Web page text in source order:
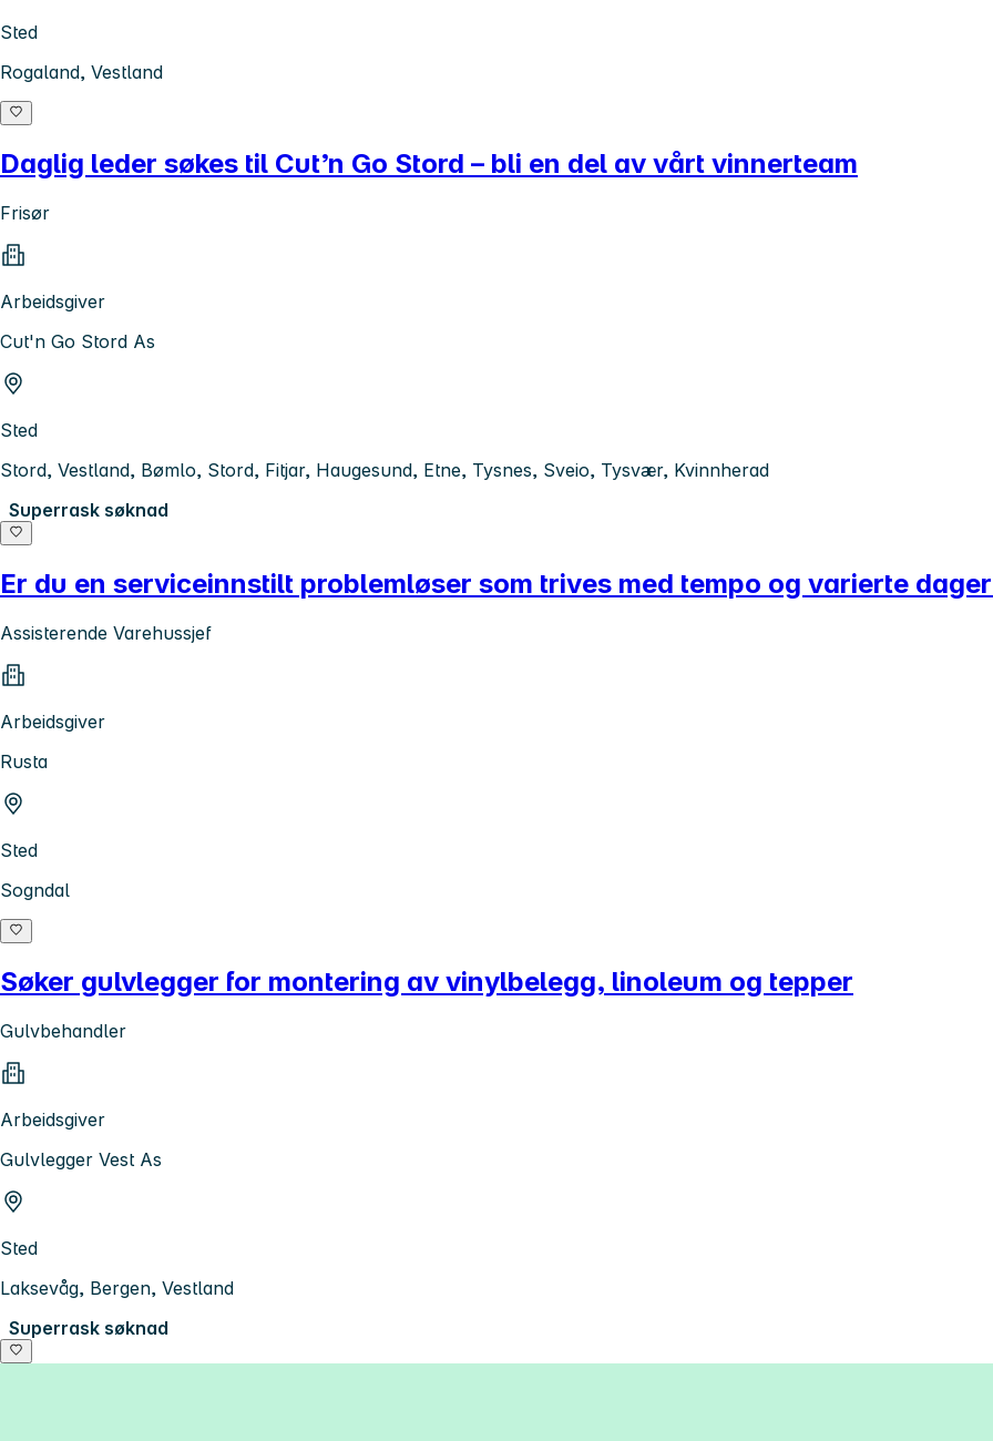
Sted
Rogaland, Vestland
Daglig leder søkes til Cut’n Go Stord – bli en del av vårt vinnerteam
Frisør
Arbeidsgiver
Cut'n Go Stord As
Sted
Stord, Vestland, Bømlo, Stord, Fitjar, Haugesund, Etne, Tysnes, Sveio, Tysvær, Kvinnherad
Superrask søknad
Er du en serviceinnstilt problemløser som trives med tempo og varierte
Assisterende Varehussjef
Arbeidsgiver
Rusta
Sted
Sogndal
Søker gulvlegger for montering av vinylbelegg, linoleum og tepper
Gulvbehandler
Arbeidsgiver
Gulvlegger Vest As
Sted
Laksevåg, Bergen, Vestland
Superrask søknad